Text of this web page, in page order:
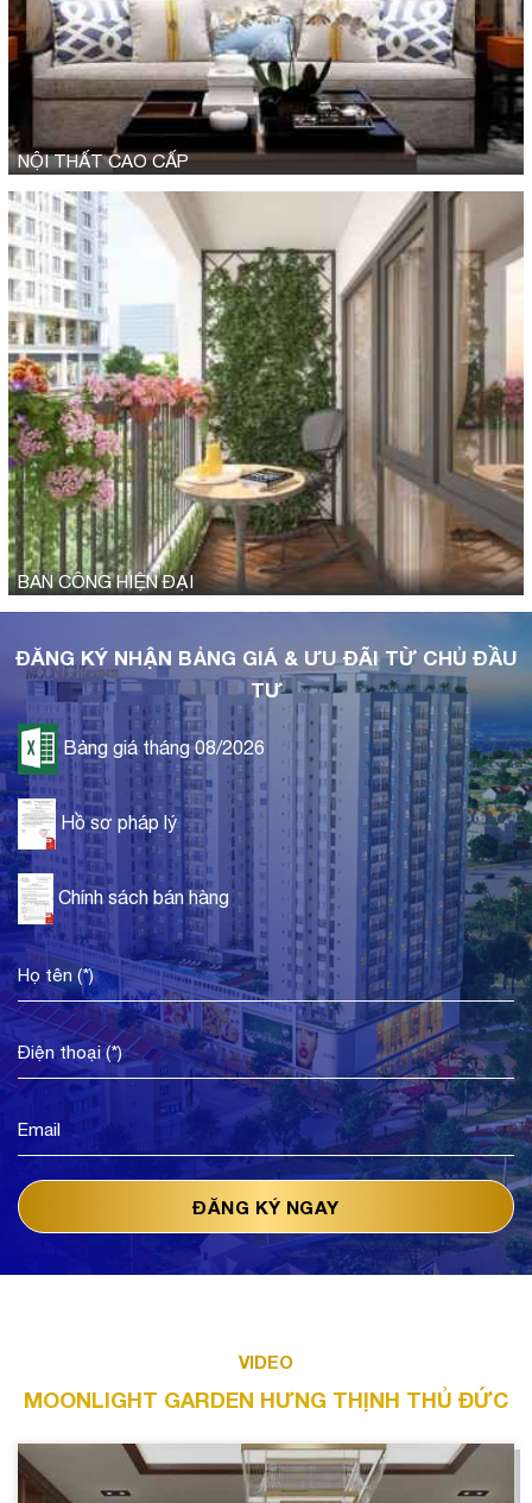
NỘI THẤT CAO CẤP
BAN CÔNG HIỆN ĐẠI
ĐĂNG KÝ NHẬN BẢNG GIÁ & ƯU ĐÃI TỪ CHỦ ĐẦU
TƯ
Bảng giá tháng 08/2026
Hồ sơ pháp lý
Chính sách bán hàng
VIDEO
MOONLIGHT GARDEN HƯNG THỊNH THỦ ĐỨC